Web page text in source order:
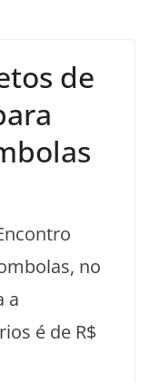
de
no
a
é de R$